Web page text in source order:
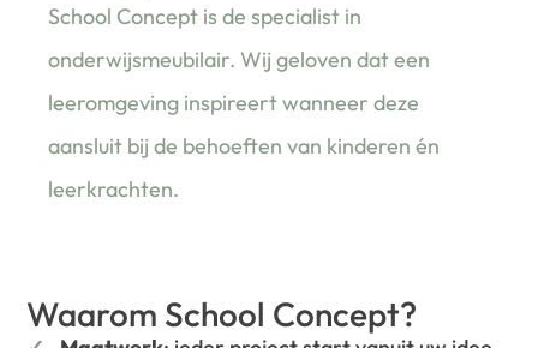
School Concept is de specialist in
onderwijsmeubilair. Wij geloven dat een
leeromgeving inspireert wanneer deze
aansluit bij de behoeften van kinderen én
leerkrachten.
Waarom School Concept?